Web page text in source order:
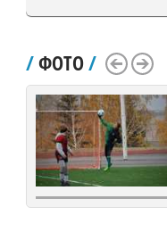
/ФОТО/
Scroll LeftScroll Right